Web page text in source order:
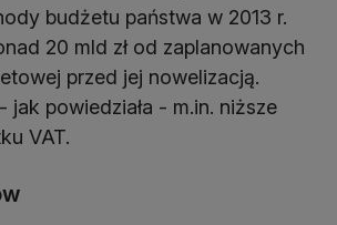
budżetu państwa w 2013 r.
20 mld zł od zaplanowanych
przed jej nowelizacją.
jak powiedziała - m.in. niższe
VAT.